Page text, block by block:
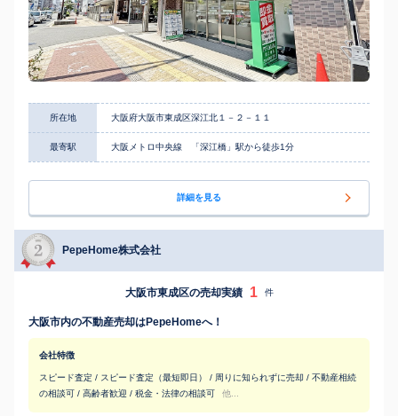
所在地 大阪府大阪市東成区深江北１－２－１１
最寄駅 大阪メトロ中央線 「深江橋」駅から徒歩1分
詳細を見る
PepeHome株式会社
大阪市東成区の売却実績 1 件
大阪市内の不動産売却はPepeHomeへ！
会社特徴
スピード査定 / スピード査定（最短即日） / 周りに知られずに売却 / 不動産相続
の相談可 / 高齢者歓迎 / 税金・法律の相談可
他...